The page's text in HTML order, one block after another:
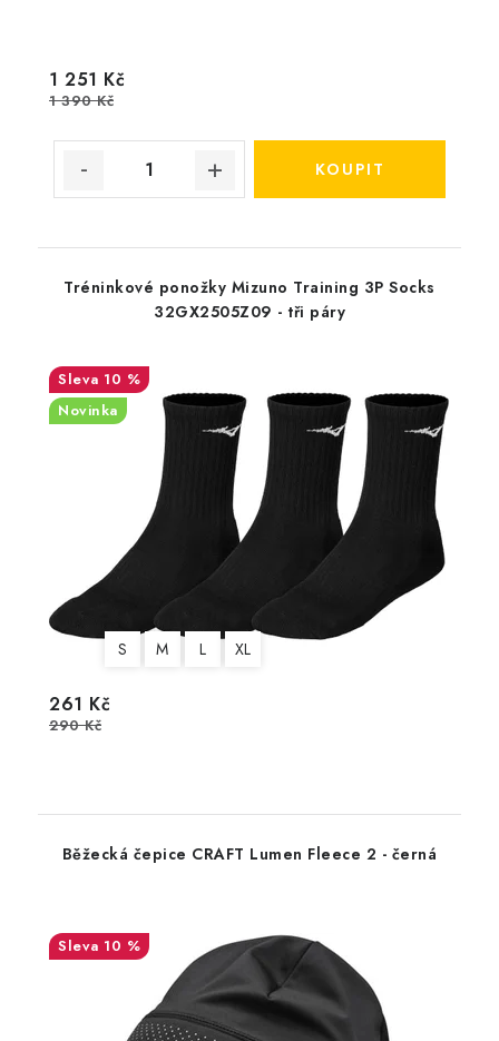
1 251 Kč
1 390 Kč
Tréninkové ponožky Mizuno Training 3P Socks
32GX2505Z09 - tři páry
10 %
Novinka
S M L XL
261 Kč
290 Kč
Běžecká čepice CRAFT Lumen Fleece 2 - černá
10 %